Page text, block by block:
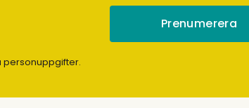
personuppgifter.